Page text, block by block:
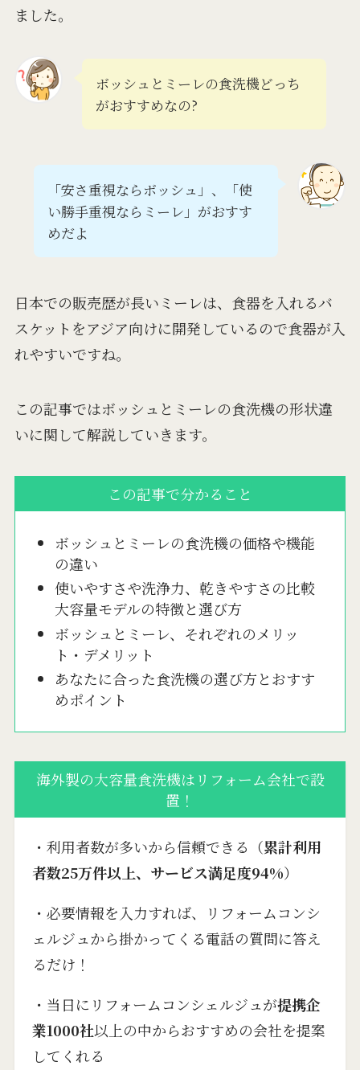
ました。
ボッシュとミーレの食洗機どっち
がおすすめなの?
「安さ重視ならボッシュ」、「使
い勝手重視ならミーレ」がおすす
めだよ
日本での販売歴が長いミーレは、食器を入れるバ
スケットをアジア向けに開発しているので食器が入
れやすいですね。
この記事ではボッシュとミーレの食洗機の形状違
いに関して解説していきます。
この記事で分かること
ボッシュとミーレの食洗機の価格や機能
の違い
使いやすさや洗浄力、乾きやすさの比較
大容量モデルの特徴と選び方
ボッシュとミーレ、それぞれのメリッ
ト・デメリット
あなたに合った食洗機の選び方とおすす
めポイント
海外製の大容量食洗機はリフォーム会社で設
置！
・利用者数が多いから信頼できる（累計利用
者数25万件以上、サービス満足度94%）
・必要情報を入力すれば、リフォームコンシ
ェルジュから掛かってくる電話の質問に答え
るだけ！
・当日にリフォームコンシェルジュが提携企
業1000社以上の中からおすすめの会社を提案
してくれる